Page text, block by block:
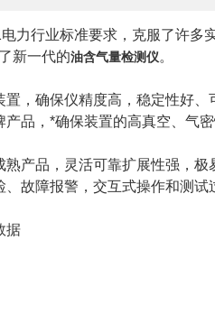
力行业标准要求，克服了许多
新一代的油含气量检测仪。
，确保仪精度高，稳定性好、
品，*确保装置的高真空、气
产品，灵活可靠扩展性强，极
故障报警，交互式操作和测
据